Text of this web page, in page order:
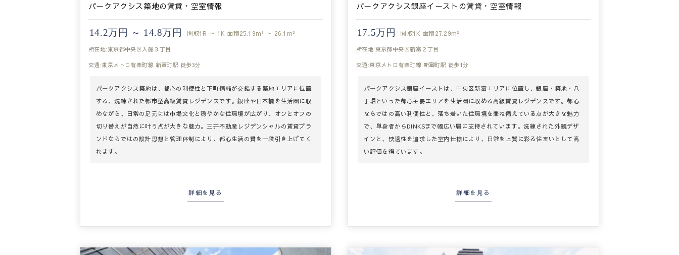
パークアクシス築地の賃貸・空室情報
14.2万円 ～ 14.8万円 間取1R ～ 1K 面積25.19m² ～ 26.1m²
所在地:東京都中央区入船３丁目
交通:東京メトロ有楽町線 新富町駅 徒歩3分
パークアクシス築地は、都心の利便性と下町情緒が交錯する築地エリアに位置
する、洗練された都市型高級賃貸レジデンスです。銀座や日本橋を生活圏に収
めながら、日常の足元には市場文化と穏やかな住環境が広がり、オンとオフの
切り替えが自然に叶う点が大きな魅力。三井不動産レジデンシャルの賃貸ブラ
ンドならではの設計思想と管理体制により、都心生活の質を一段引き上げてく
れます。
詳細を見る
パークアクシス銀座イーストの賃貸・空室情報
17.5万円 間取1K 面積27.29m²
所在地:東京都中央区新富２丁目
交通:東京メトロ有楽町線 新富町駅 徒歩1分
パークアクシス銀座イーストは、中央区新富エリアに位置し、銀座・築地・八
丁堀といった都心主要エリアを生活圏に収める高級賃貸レジデンスです。都心
ならではの高い利便性と、落ち着いた住環境を兼ね備えている点が大きな魅力
で、単身者からDINKSまで幅広い層に支持されています。洗練された外観デザ
インと、快適性を追求した室内仕様により、日常を上質に彩る住まいとして高
い評価を得ています。
詳細を見る